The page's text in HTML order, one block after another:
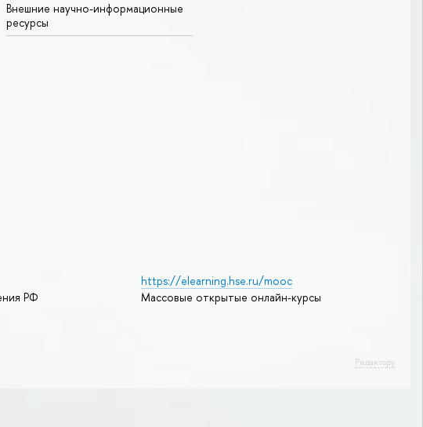
Внешние научно-информационные
ресурсы
РФ
https://elearning.hse.ru/mooc
Массовые открытые онлайн-курсы
Редактору